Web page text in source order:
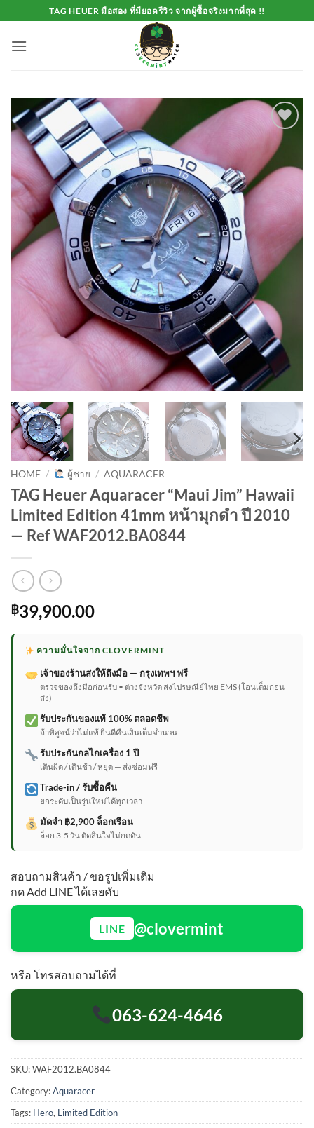
to
content
TAG HEUER มือสอง ที่มียอดรีวิว จากผู้ซื้อจริงมากที่สุด !!
Add to
Wishlist
HOME / ผู้ชาย / AQUARACER
TAG Heuer Aquaracer “Maui Jim” Hawaii
Limited Edition 41mm หน้ามุกดำ ปี 2010
— Ref WAF2012.BA0844
฿39,900.00
ความมั่นใจจาก CLOVERMINT
เจ้าของร้านส่งให้ถึงมือ — กรุงเทพฯ ฟรี
ตรวจของถึงมือก่อนรับ • ต่างจังหวัด ส่งไปรษณีย์ไทย EMS (โอนเต็มก่อน
ส่ง)
รับประกันของแท้ 100% ตลอดชีพ
ถ้าพิสูจน์ว่าไม่แท้ ยินดีคืนเงินเต็มจำนวน
รับประกันกลไกเครื่อง 1 ปี
เดินผิด / เดินช้า / หยุด — ส่งซ่อมฟรี
Trade-in / รับซื้อคืน
ยกระดับเป็นรุ่นใหม่ได้ทุกเวลา
มัดจำ ฿2,900 ล็อกเรือน
ล็อก 3-5 วัน ตัดสินใจไม่กดดัน
สอบถามสินค้า / ขอรูปเพิ่มเติม
กด Add LINE ได้เลยคับ
LINE @clovermint
หรือ โทรสอบถามได้ที่
063-624-4646
SKU:WAF2012.BA0844
Category:Aquaracer
Tags: Hero, Limited Edition